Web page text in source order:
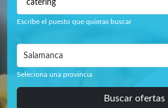
Escribe el puesto que quieras buscar
Salamanca
Seleciona una provincia
Buscar ofertas